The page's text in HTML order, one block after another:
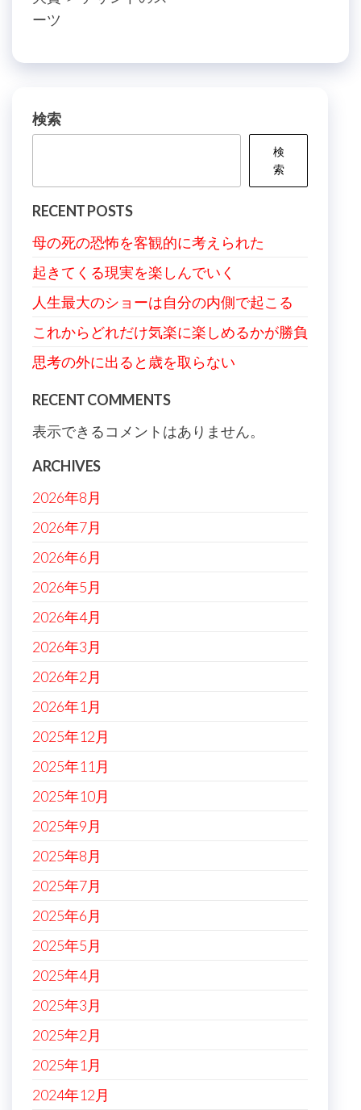
ナ
ゲ
シ
ョ
投
ーツ
検索
検
索
RECENT POSTS
母の死の恐怖を客観的に考えられた
起きてくる現実を楽しんでいく
人生最大のショーは自分の内側で起こる
これからどれだけ気楽に楽しめるかが勝負
思考の外に出ると歳を取らない
RECENT COMMENTS
表示できるコメントはありません。
ARCHIVES
2026年8月
2026年7月
2026年6月
2026年5月
2026年4月
2026年3月
2026年2月
2026年1月
2025年12月
2025年11月
2025年10月
2025年9月
2025年8月
2025年7月
2025年6月
2025年5月
2025年4月
2025年3月
2025年2月
2025年1月
2024年12月